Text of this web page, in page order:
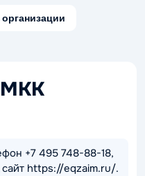
МКК
+7 495 748-88-18,
https://eqzaim.ru/.